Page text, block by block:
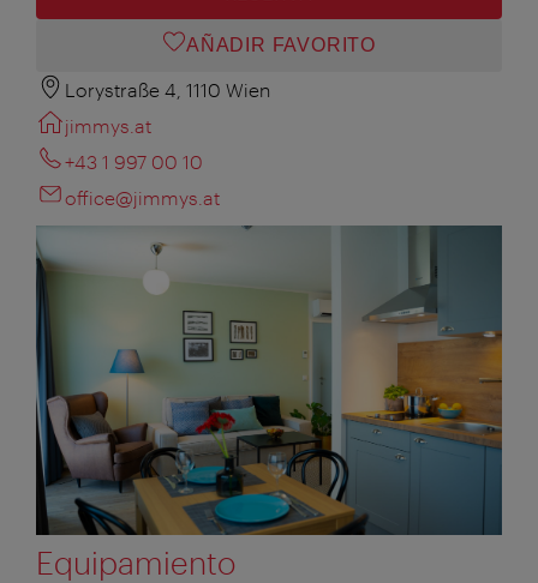
AÑADIR FAVORITO
Lorystraße 4, 1110 Wien
jimmys.at
+43 1 997 00 10
office@jimmys.at
Equipamiento